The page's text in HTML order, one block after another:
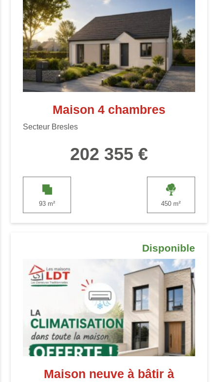
Maison 4 chambres
Secteur Bresles
202 355 €
93 m² 450 m²
Disponible
Maison neuve à bâtir à